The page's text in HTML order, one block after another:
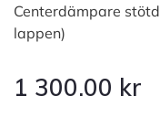
Centerdämpare
lappen)
1 300.00 kr